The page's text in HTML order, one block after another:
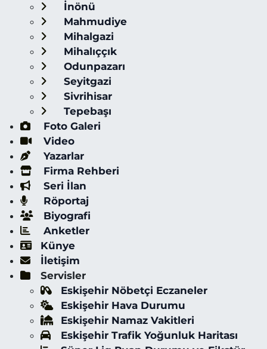
İnönü
Mahmudiye
Mihalgazi
Mihalıççık
Odunpazarı
Seyitgazi
Sivrihisar
Tepebaşı
Foto Galeri
Video
Yazarlar
Firma Rehberi
Seri İlan
Röportaj
Biyografi
Anketler
Künye
İletişim
Servisler
Eskişehir Nöbetçi Eczaneler
Eskişehir Hava Durumu
Eskişehir Namaz Vakitleri
Eskişehir Trafik Yoğunluk Haritası